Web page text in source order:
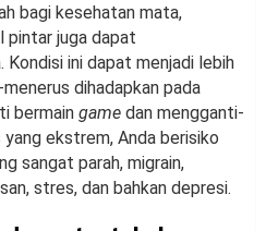
bagi kesehatan mata,
pintar juga dapat
ini dapat menjadi lebih
dihadapkan pada
bermain game dan mengganti-
ekstrem, Anda berisiko
sangat parah, migrain,
stres, dan bahkan depresi.